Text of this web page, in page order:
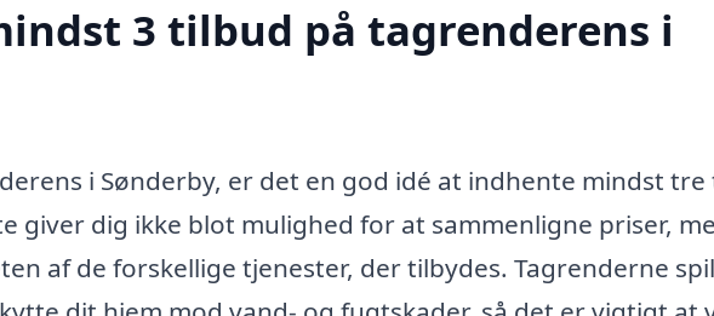
3 tilbud på tagrenderens i
i Sønderby, er det en god idé at indhente mindst tre
giver dig ikke blot mulighed for at sammenligne priser,
af de forskellige tjenester, der tilbydes. Tagrenderne